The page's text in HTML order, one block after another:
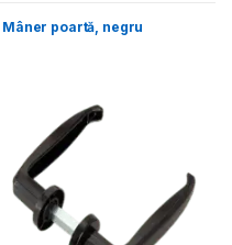
Mâner poartă, negru